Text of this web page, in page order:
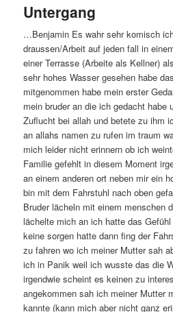
Untergang
…Benjamin Es wahr sehr komisch
draussen/Arbeit auf jeden fall in
einer Terrasse (Arbeite als Kellner)
sehr hohes Wasser gesehen habe
mitgenommen habe mein erster
mein bruder an die ich gedacht habe
Zuflucht bei allah und betete zu ihm
an allahs namen zu rufen im traum
mich leider nicht erinnern ob ich
Familie gefehlt in diesem Moment
an einem anderen ort neben mir ein
bin mit dem Fahrstuhl nach oben
Bruder lächeln mit einem menschen
lächelte mich an ich hatte das
keine sorgen hatte dann fing der
zu fahren wo ich meiner Mutter sah
ich in Panik weil ich wusste das die
irgendwie scheint es keinen zu
angekommen sah ich meiner Mutter
kannte (kann mich aber nicht ganz